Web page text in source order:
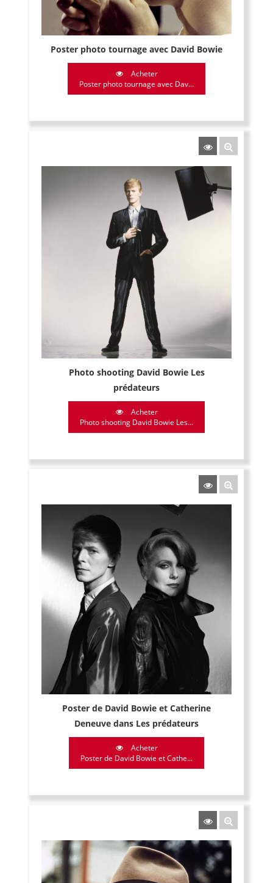
Poster photo tournage avec David Bowie
Acheter
Poster photo tournage avec Dav...
Photo shooting David Bowie Les
prédateurs
Acheter
Photo shooting David Bowie Les...
Poster de David Bowie et Catherine
Deneuve dans Les prédateurs
Acheter
Poster de David Bowie et Cathe...